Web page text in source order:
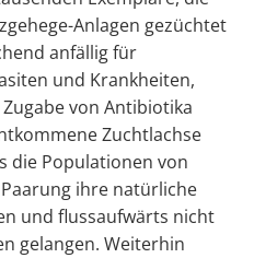
Anlagen gezüchtet
anfällig für
und Krankheiten,
von Antibiotika
Zuchtlachse
die Populationen von
ihre natürliche
und flussaufwärts nicht
gelangen. Weiterhin